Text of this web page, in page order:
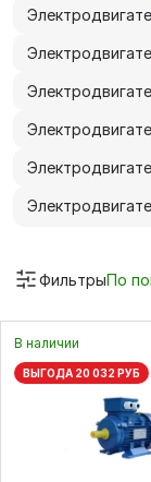
ФильтрыПо
В наличии
ВЫГОДА 20 032 РУБ